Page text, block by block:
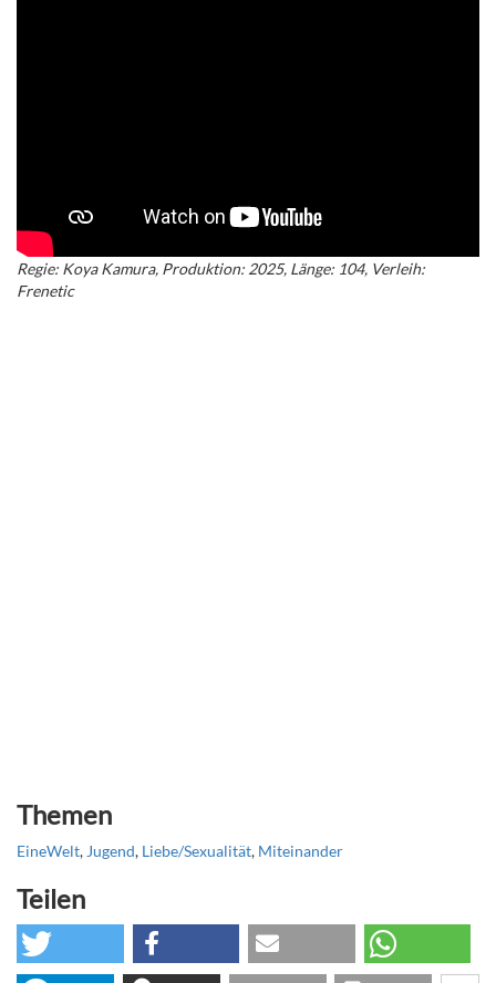
Regie: Koya Kamura, Produktion: 2025, Länge: 104, Verleih:
Frenetic
Themen
EineWelt, Jugend, Liebe/Sexualität, Miteinander
Teilen